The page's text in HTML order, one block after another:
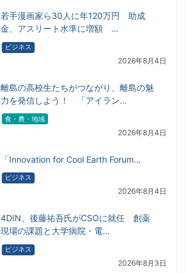
若手漫画家ら30人に年120万円 助成
金、アスリート水準に増額 …
ビジネス
2026年8月4日
離島の高校生たちがつながり、離島の魅
力を発信しよう！ 「アイラン…
食・農・地域
2026年8月4日
「Innovation for Cool Earth Forum…
ビジネス
2026年8月4日
4DIN、後藤祐吾氏がCSOに就任 創薬
現場の課題と大学病院・電…
ビジネス
2026年8月3日